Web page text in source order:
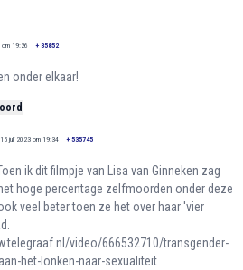
om 19:26 + 35852
onder elkaar!
15 juli 2023 om 19:34 + 535745
ik dit filmpje van Lisa van Ginneken zag
hoge percentage zelfmoorden onder deze
veel beter toen ze het over haar 'vier
video/666532710/transgender-
het-lonken-naar-sexualiteit